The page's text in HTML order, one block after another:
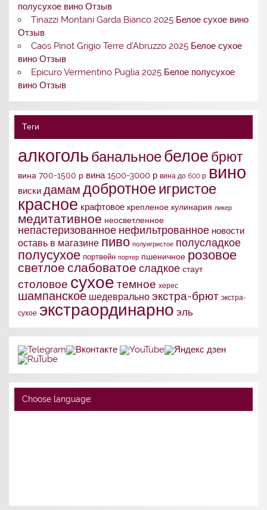
полусухое вино Отзыв
Tinazzi Montani Garda Bianco 2025 Белое сухое вино
Отзыв
Caos Pinot Grigio Terre d’Abruzzo 2025 Белое сухое
вино Отзыв
Epicuro Vermentino Puglia 2025 Белое полусухое
вино Отзыв
Теги
алкоголь банальноебелое брют
вина 700-1500 р вина 1500-3000 р вина до 600 р вино
виски дамам добротное игристое
красное крафтовое крепленое кулинария ликер
медитативное неосветленное
непастеризованное нефильтрованное новости
оставь в магазине пиво полуигристое полусладкое
полусухое портвейн портер пшеничное розовое
светлое слабоватое сладкое стаут
столовое сухое темное херес
шампанское шедеврально экстра-брют экстра-
сухое экстраординарно эль
Choose language: